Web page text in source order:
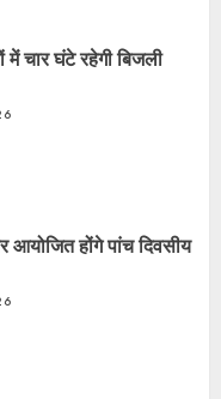
में चार घंटे रहेगी बिजली
आयोजित होंगे पांच दिवसीय